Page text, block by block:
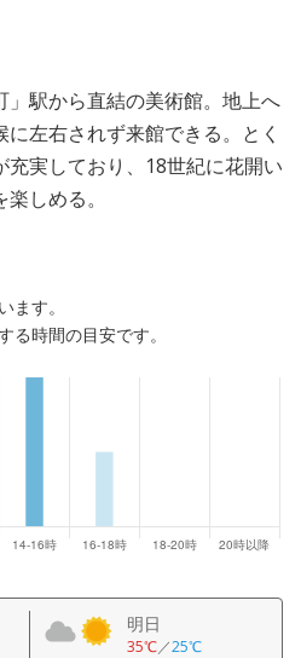
駅から直結の美術館。地上へ
左右されず来館できる。とく
実しており、18世紀に花開い
しめる。
ます。
る時間の目安です。
明日
35℃／25℃